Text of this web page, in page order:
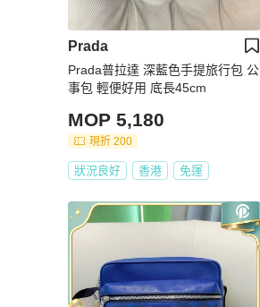
Prada
Prada普拉達 深藍色手提旅行包 公
事包 輕便好用 底長45cm
MOP 5,180
現折 200
狀況良好 香港 免運